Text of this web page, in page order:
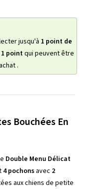
jusqu'à 1 point de
1 pointqui peuvent être
.
Bouchées En
Double Menu Délicat
4 pochons avec 2
aux chiens de petite